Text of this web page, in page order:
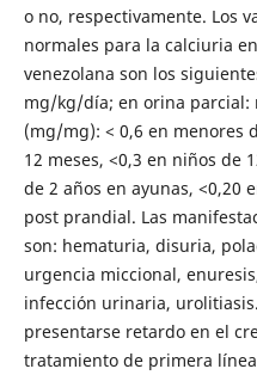
o no, respectivamente. Los
normales para la calciuria
venezolana son los
mg/kg/día; en orina parcial:
(mg/mg): < 0,6 en menores
12 meses, <0,3 en niños de
de 2 años en ayunas, <0,20
post prandial. Las
son: hematuria, disuria,
urgencia miccional,
infección urinaria,
presentarse retardo en el
tratamiento de primera